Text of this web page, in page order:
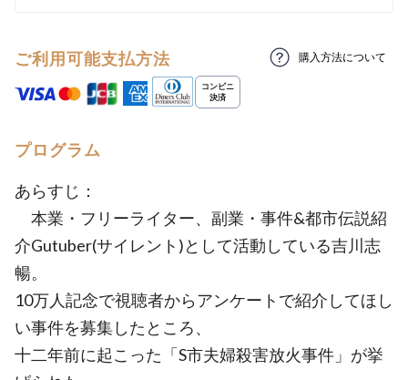
ご利用可能支払方法 購入方法について
プログラム
あらすじ：
本業・フリーライター、副業・事件&都市伝説紹
介Gutuber(サイレント)として活動している吉川志
暢。
10万人記念で視聴者からアンケートで紹介してほし
い事件を募集したところ、
十二年前に起こった「S市夫婦殺害放火事件」が挙